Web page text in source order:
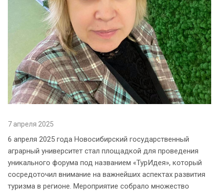
7 апреля 2025
6 апреля 2025 года Новосибирский государственный
аграрный университет стал площадкой для проведения
уникального форума под названием «ТурИдея», который
сосредоточил внимание на важнейших аспектах развития
туризма в регионе. Мероприятие собрало множество